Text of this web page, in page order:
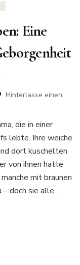
Eine
Hinterlasse einen
die in einer
lebte. Ihre weiche
dort kuschelten
von ihnen hatte
mit braunen
– doch sie alle …